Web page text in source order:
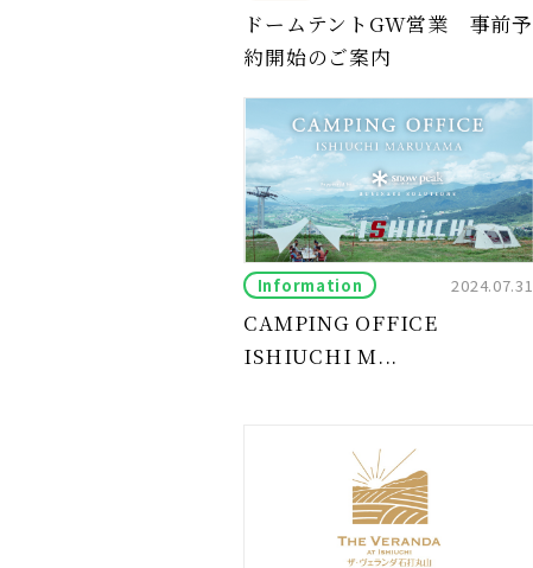
ドームテントGW営業 事前予
約開始のご案内
Information 2024.07.31
CAMPING OFFICE
ISHIUCHI M...